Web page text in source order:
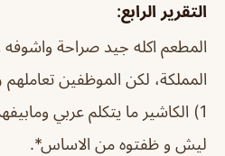
التقرير الرابع:
المطعم اكله جيد صراحة
المملكة، لكن الموظفين
1) الكاشير ما يتكلم عربي
ليش و ظفتوه من الاساس*.